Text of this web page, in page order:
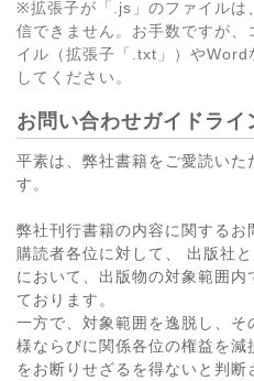
※拡張子が「.js」のファイルは
信できません。お手数ですが
イル（拡張子「.txt」）やWord
してください。
お問い合わせガイドライ
平素は、弊社書籍をご愛読いた
す。
弊社刊行書籍の内容に関する
購読者各位に対して、 出版社
において、出版物の対象範囲
ております。
一方で、対象範囲を逸脱し、
様ならびに関係各位の権益を
をお断りせざるを得ないと判断